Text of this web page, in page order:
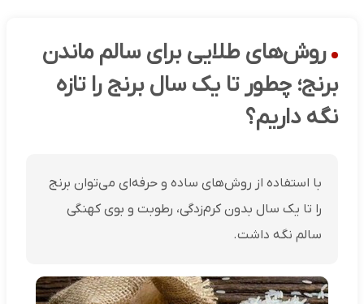
روش‌های طلایی برای سالم ماندن
برنج؛ چطور تا یک سال برنج را تازه
نگه داریم؟
با استفاده از روش‌های ساده و حرفه‌ای می‌توان برنج
را تا یک سال بدون کرم‌زدگی، رطوبت و بوی کهنگی
سالم نگه داشت.